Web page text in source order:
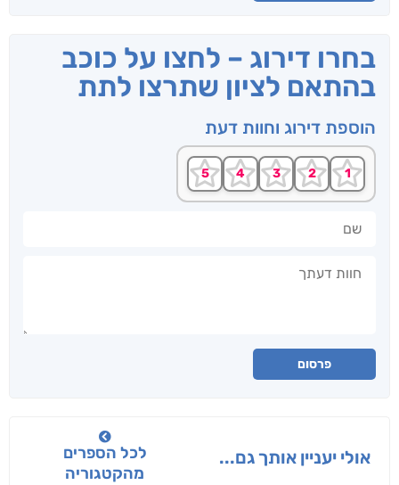
בחרו דירוג – לחצו על כוכב
בהתאם לציון שתרצו לתת
הוספת דירוג וחוות דעת
פרסום
אולי יעניין אותך גם...
לכל הספרים
מהקטגוריה